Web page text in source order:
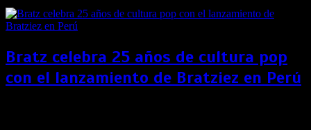
Bratz celebra 25 años de cultura pop
con el lanzamiento de Bratziez en Perú